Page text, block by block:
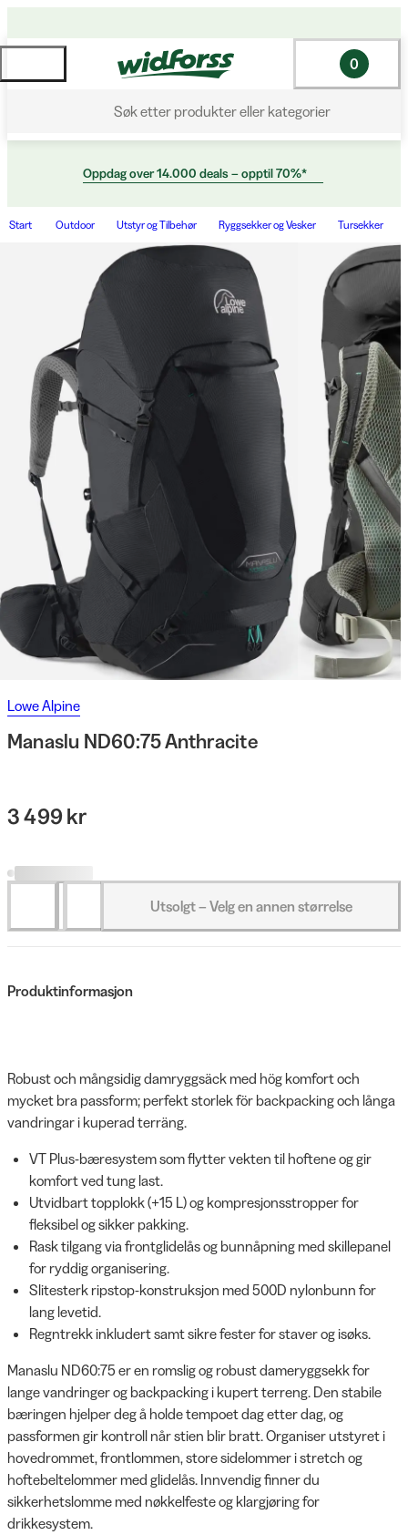
Søk etter produkter eller kategorier
0
Oppdag over 14.000 deals – opptil 70%*
Start Outdoor Utstyr og Tilbehør Ryggsekker og Vesker Tursekker
Lowe Alpine
Manaslu ND60:75 Anthracite
3 499 kr
Utsolgt – Velg en annen størrelse
Produktinformasjon
Robust och mångsidig damryggsäck med hög komfort och
mycket bra passform; perfekt storlek för backpacking och långa
vandringar i kuperad terräng.
VT Plus-bæresystem som flytter vekten til hoftene og gir
komfort ved tung last.
Utvidbart topplokk (+15 L) og kompresjonsstropper for
fleksibel og sikker pakking.
Rask tilgang via frontglidelås og bunnåpning med skillepanel
for ryddig organisering.
Slitesterk ripstop-konstruksjon med 500D nylonbunn for
lang levetid.
Regntrekk inkludert samt sikre fester for staver og isøks.
Manaslu ND60:75 er en romslig og robust dameryggsekk for
lange vandringer og backpacking i kupert terreng. Den stabile
bæringen hjelper deg å holde tempoet dag etter dag, og
passformen gir kontroll når stien blir bratt. Organiser utstyret i
hovedrommet, frontlommen, store sidelommer i stretch og
hoftebeltelommer med glidelås. Innvendig finner du
sikkerhetslomme med nøkkelfeste og klargjøring for
drikkesystem.